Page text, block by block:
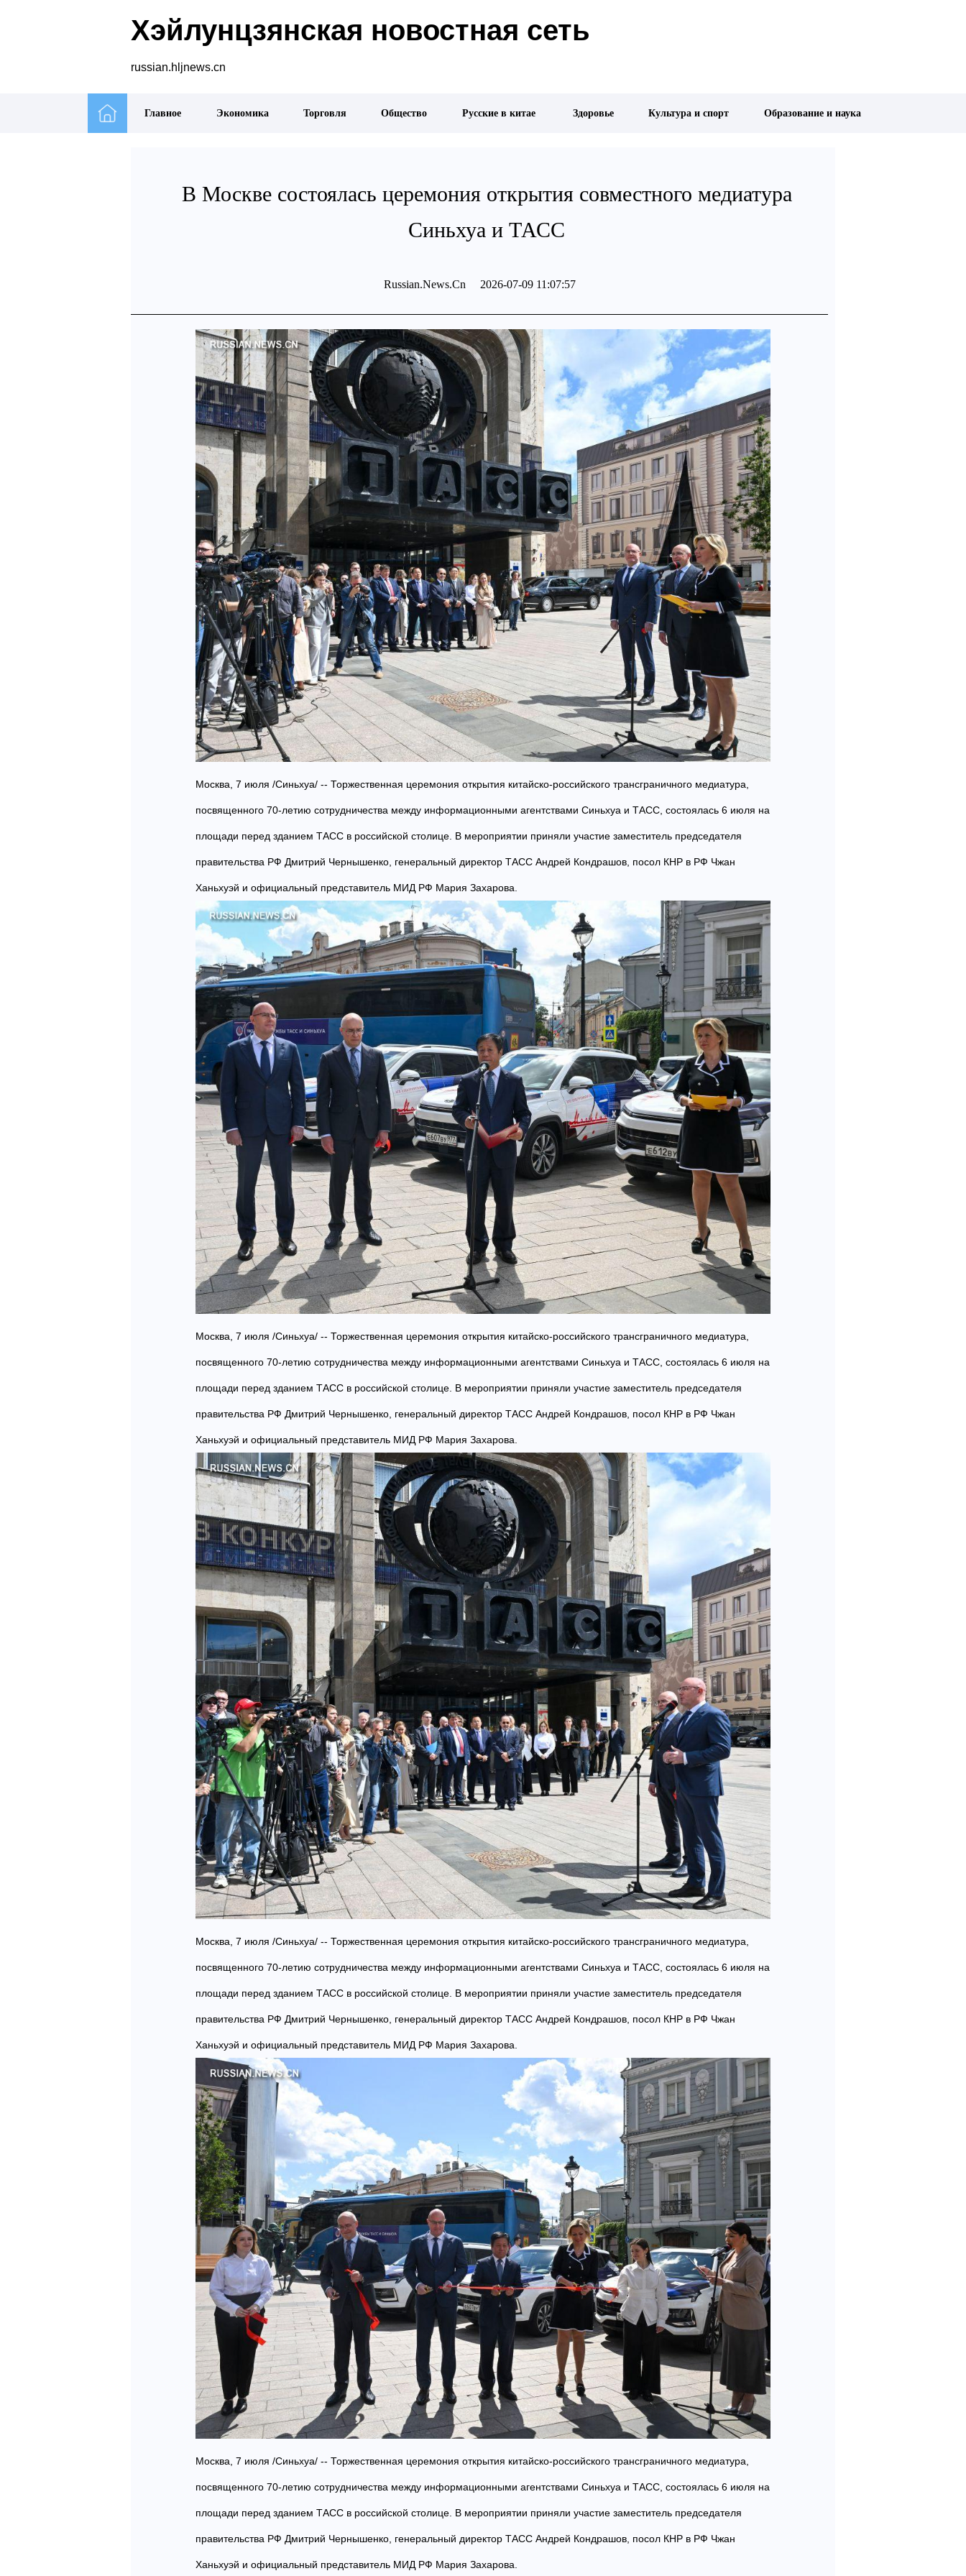
Хэйлунцзянская новостная сеть
russian.hljnews.cn
Главное Экономика Торговля Общество Русские в китае Здоровье Культура и спорт Образование и наука
В Москве состоялась церемония открытия совместного медиатура
Синьхуа и ТАСС
Russian.News.Cn 2026-07-09 11:07:57
Москва, 7 июля /Синьхуа/ -- Торжественная церемония открытия китайско-российского трансграничного медиатура,
посвященного 70-летию сотрудничества между информационными агентствами Синьхуа и ТАСС, состоялась 6 июля на
площади перед зданием ТАСС в российской столице. В мероприятии приняли участие заместитель председателя
правительства РФ Дмитрий Чернышенко, генеральный директор ТАСС Андрей Кондрашов, посол КНР в РФ Чжан
Ханьхуэй и официальный представитель МИД РФ Мария Захарова.
Москва, 7 июля /Синьхуа/ -- Торжественная церемония открытия китайско-российского трансграничного медиатура,
посвященного 70-летию сотрудничества между информационными агентствами Синьхуа и ТАСС, состоялась 6 июля на
площади перед зданием ТАСС в российской столице. В мероприятии приняли участие заместитель председателя
правительства РФ Дмитрий Чернышенко, генеральный директор ТАСС Андрей Кондрашов, посол КНР в РФ Чжан
Ханьхуэй и официальный представитель МИД РФ Мария Захарова.
Москва, 7 июля /Синьхуа/ -- Торжественная церемония открытия китайско-российского трансграничного медиатура,
посвященного 70-летию сотрудничества между информационными агентствами Синьхуа и ТАСС, состоялась 6 июля на
площади перед зданием ТАСС в российской столице. В мероприятии приняли участие заместитель председателя
правительства РФ Дмитрий Чернышенко, генеральный директор ТАСС Андрей Кондрашов, посол КНР в РФ Чжан
Ханьхуэй и официальный представитель МИД РФ Мария Захарова.
Москва, 7 июля /Синьхуа/ -- Торжественная церемония открытия китайско-российского трансграничного медиатура,
посвященного 70-летию сотрудничества между информационными агентствами Синьхуа и ТАСС, состоялась 6 июля на
площади перед зданием ТАСС в российской столице. В мероприятии приняли участие заместитель председателя
правительства РФ Дмитрий Чернышенко, генеральный директор ТАСС Андрей Кондрашов, посол КНР в РФ Чжан
Ханьхуэй и официальный представитель МИД РФ Мария Захарова.